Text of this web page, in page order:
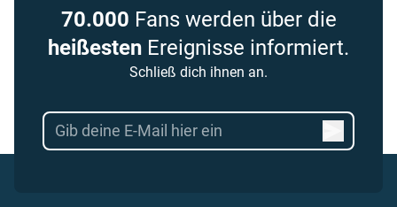
70.000 Fans werden über die
heißesten Ereignisse informiert.
Schließ dich ihnen an.